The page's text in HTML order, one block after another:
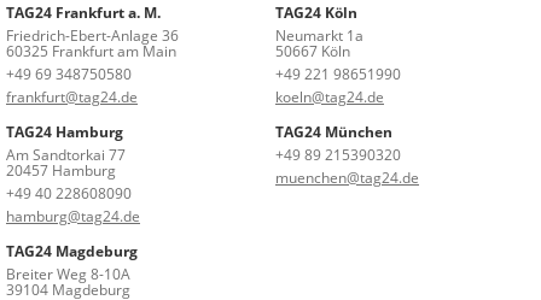
TAG24 Frankfurt a. M.
Friedrich-Ebert-Anlage 36
60325 Frankfurt am Main
+49 69 348750580
frankfurt@tag24.de
TAG24 Köln
Neumarkt 1a
50667 Köln
+49 221 98651990
koeln@tag24.de
TAG24 Hamburg
Am Sandtorkai 77
20457 Hamburg
+49 40 228608090
hamburg@tag24.de
TAG24 München
+49 89 215390320
muenchen@tag24.de
TAG24 Magdeburg
Breiter Weg 8-10A
39104 Magdeburg